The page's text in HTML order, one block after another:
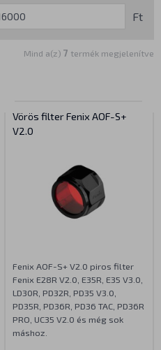
Ft
Mind a(z) 7 termék megjelenítve
Vörös filter Fenix AOF-S+
V2.0
Fenix AOF-S+ V2.0 piros filter
Fenix E28R V2.0, E35R, E35 V3.0,
LD30R, PD32R, PD35 V3.0,
PD35R, PD36R, PD36 TAC, PD36R
PRO, UC35 V2.0 és még sok
máshoz.